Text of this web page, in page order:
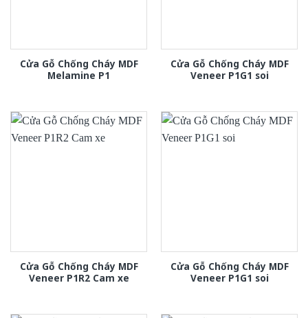
Cửa Gỗ Chống Cháy MDF
Melamine P1
Cửa Gỗ Chống Cháy MDF
Veneer P1G1 soi
Cửa Gỗ Chống Cháy MDF
Veneer P1R2 Cam xe
Cửa Gỗ Chống Cháy MDF
Veneer P1G1 soi